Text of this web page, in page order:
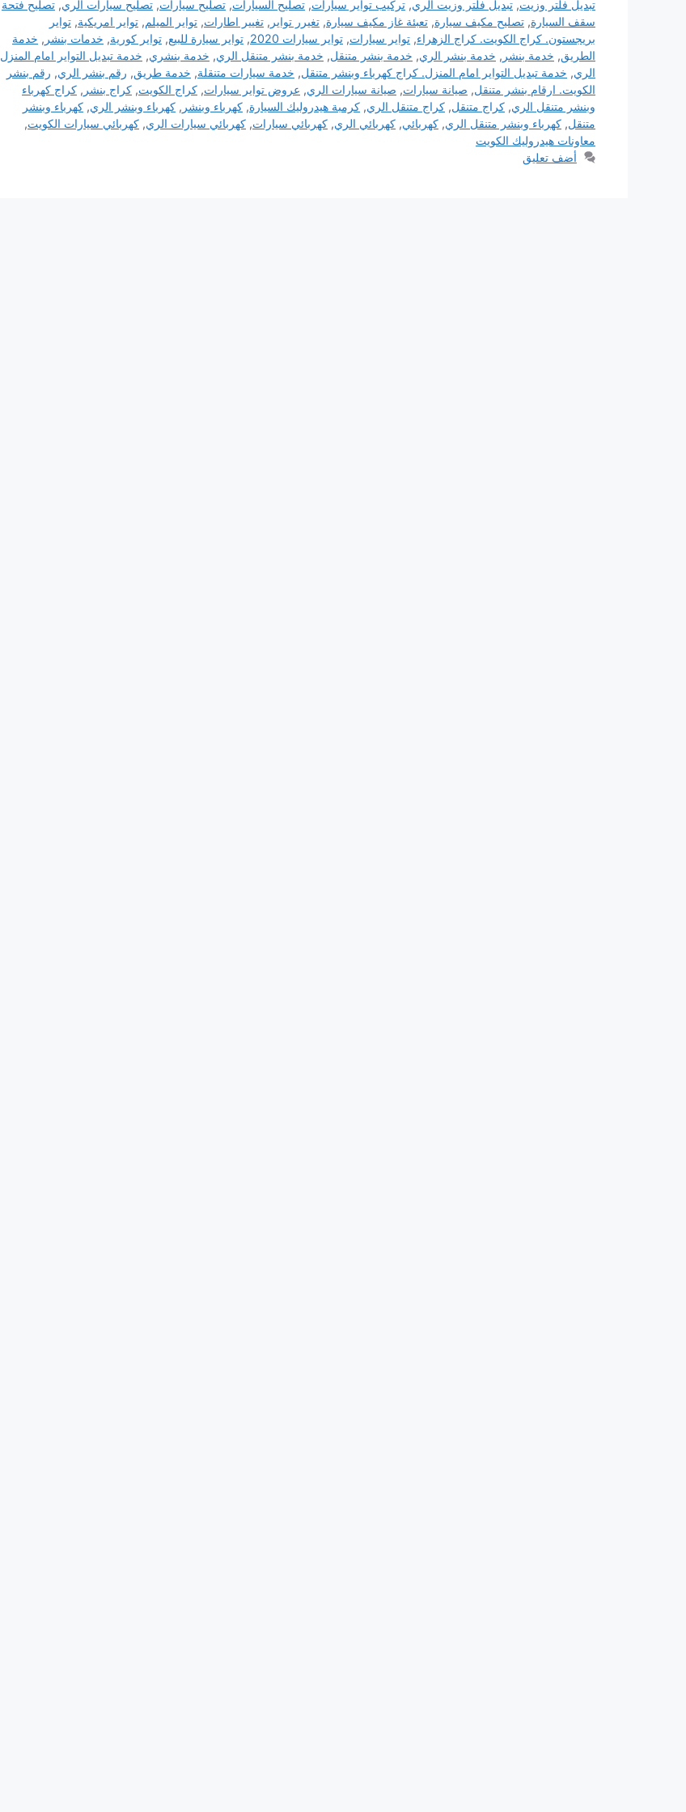
تبديل فلتر وزيت, تبديل فلتر وزيت الري, تركيب تواير سيارات, تصليح السيارات, تصليح سيارات, تصليح سيارات الري, تصليح فتحة
سقف السيارة, تصليح مكيف سيارة, تعبئة غاز مكيف سيارة, تغيرر تواير , تغيير اطارات, تواير الميلم, تواير امريكية, تواير
بريجستون. كراج الكويت. كراج الزهراء, تواير سيارات, تواير سيارات 2020 , تواير سيارة للبيع, تواير كورية, خدمات بنشر , خدمة
الطريق, خدمة بنشر , خدمة بنشر الري, خدمة بنشر متنقل, خدمة بنشر متنقل الري, خدمة بنشري, خدمة تبديل التواير امام المنزل
الري, خدمة تبديل التواير امام المنزل. كراج كهرباء وبنشر متنقل, خدمة سيارات متنقلة, خدمة طريق, رقم بنشر الري, رقم بنشر
الكويت. ارقام بنشر متنقل, صيانة سيارات, صيانة سيارات الري, عروض تواير سيارات, كراج الكويت, كراج بنشر , كراج كهرباء
وبنشر متنقل الري, كراج متنقل, كراج متنقل الري, كرمبة هيدروليك السيارة, كهرباء وبنشر , كهرباء وبنشر الري, كهرباء وبنشر
متنقل, كهرباء وبنشر متنقل الري, كهربائي, كهربائي الري, كهربائي سيارات, كهربائي سيارات الري, كهربائي سيارات الكويت,
معاونات هيدروليك الكويت
أضف تعليق